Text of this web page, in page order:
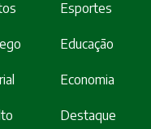
Esportes
Educação
Economia
Destaque